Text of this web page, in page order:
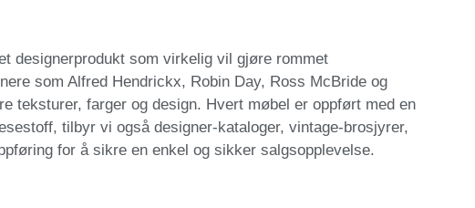
designerprodukt som virkelig vil gjøre rommet
som Alfred Hendrickx, Robin Day, Ross McBride og
teksturer, farger og design. Hvert møbel er oppført med en
tilbyr vi også designer-kataloger, vintage-brosjyrer,
for å sikre en enkel og sikker salgsopplevelse.